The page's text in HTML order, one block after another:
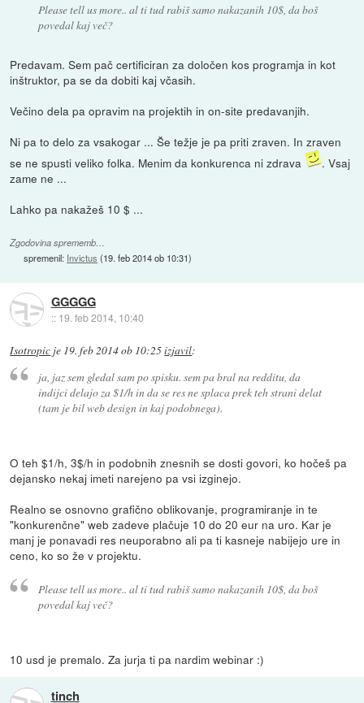
Please tell us more.. al ti tud rabiš samo nakazanih 10$, da boš
povedal kaj več?
Predavam. Sem pač certificiran za določen kos programja in kot
inštruktor, pa se da dobiti kaj včasih.
Večino dela pa opravim na projektih in on-site predavanjih.
Ni pa to delo za vsakogar ... Še težje je pa priti zraven. In zraven
se ne spusti veliko folka. Menim da konkurenca ni zdrava
. Vsaj
zame ne ...
Lahko pa nakažeš 10 $ ...
Zgodovina sprememb…
spremenil: Invictus (19. feb 2014 ob 10:31)
GGGGG
:: 19. feb 2014, 10:40
Isotropic je 19. feb 2014 ob 10:25izjavil:
ja, jaz sem gledal sam po spisku. sem pa bral na redditu, da
indijci delajo za $1/h in da se res ne splaca prek teh strani delat
(tam je bil web design in kaj podobnega).
O teh $1/h, 3$/h in podobnih znesnih se dosti govori, ko hočeš pa
dejansko nekaj imeti narejeno pa vsi izginejo.
Realno se osnovno grafično oblikovanje, programiranje in te
"konkurenčne" web zadeve plačuje 10 do 20 eur na uro. Kar je
manj je ponavadi res neuporabno ali pa ti kasneje nabijejo ure in
ceno, ko so že v projektu.
Please tell us more.. al ti tud rabiš samo nakazanih 10$, da boš
povedal kaj več?
10 usd je premalo. Za jurja ti pa nardim webinar :)
tinch